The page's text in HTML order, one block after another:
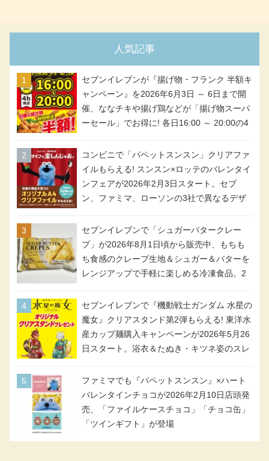
人気記事
セブンイレブンが『揚げ物・フランク 半額キ
ャンペーン』を2026年6月3日 ～ 6日まで開
催、ななチキや揚げ鶏などが「揚げ物スーパ
ーセール」でお得に! 各日16:00 ～ 20:00の4
アメリカンドッグが税抜き69円!
コンビニで「パペットスンスン」クリアファ
イルもらえる! スンスン×ロッテのバレンタイ
ンフェアが2026年2月3日スタート。セブ
ン、ファミマ、ローソンの3社で異なるデザ
セブンイレブンで「シュガーバタークレー
プ」が2026年8月1日頃から販売中、もちも
ち食感のクレープ生地＆シュガー＆バターを
レンジアップで手軽に楽しめる冷凍食品。2
セブンイレブンで『機動戦士ガンダム 水星の
魔女』クリアスタンド第2弾もらえる! 東洋水
産カップ麺購入キャンペーンが2026年5月26
日スタート。浴衣＆たぬき・キツネ姿のスレ
号・5号) / シャディクが全6種のクリアスタ
ンドになって登場!
ファミマでも『パペットスンスン』×ハート
バレンタインチョコが2026年2月10日店頭発
売、「ファイルケースチョコ」「チョコ缶」
「ツインギフト」が登場